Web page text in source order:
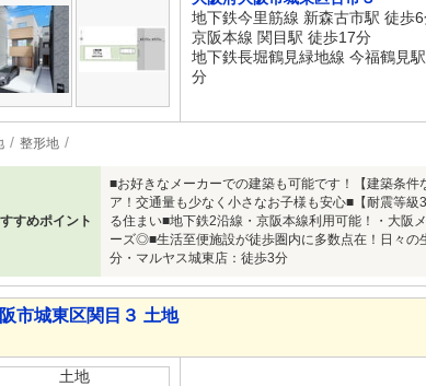
地下鉄今里筋線 新森古市駅 徒歩
京阪本線 関目駅 徒歩17分
地下鉄長堀鶴見緑地線 今福鶴見
分
整形地
すめポイント
■お好きなメーカーでの建築も可能です！【建築条
ア！交通量も少なく小さなお子様も安心■【耐震等
る住まい■地下鉄2沿線・京阪本線利用可能！・大阪
ーズ◎■生活至便施設が徒歩圏内に多数点在！日々の
分・マルヤス城東店：徒歩3分
市城東区関目３ 土地
土地